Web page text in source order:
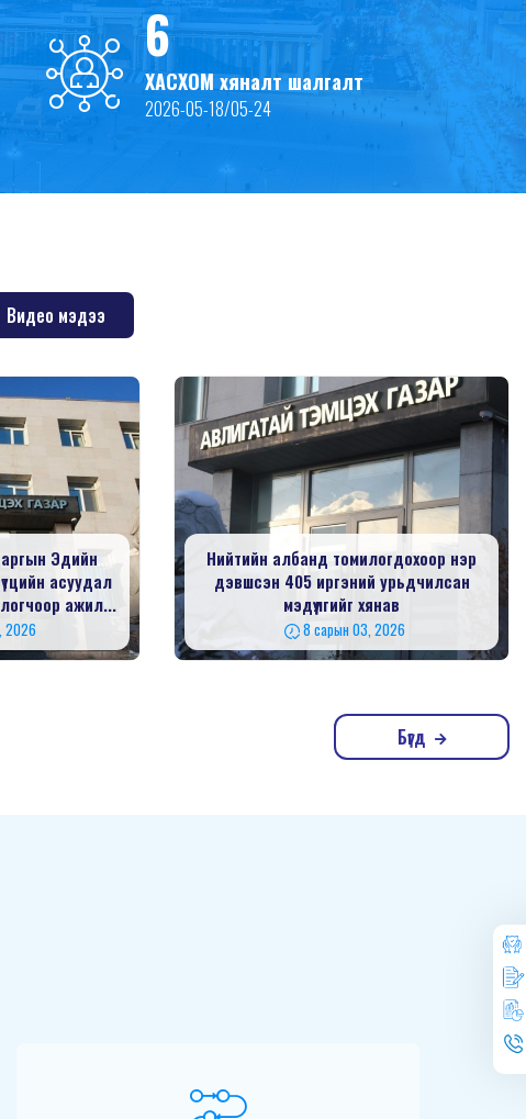
6
ХАСХОМ хяналт шалгалт
2026-05-18/05-24
Видео мэдээ
Эдийн
асуудал
ажил...
2026
Нийтийн албанд томилогдохоор нэр
дэвшсэн 405 иргэний урьдчилсан
мэдүүлгийг хянав
8 сарын 03, 2026
Бүгд